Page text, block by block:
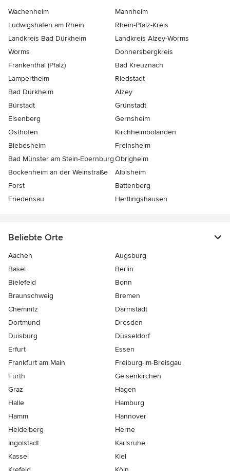
Wachenheim
Mannheim
Ludwigshafen am Rhein
Rhein-Pfalz-Kreis
Landkreis Bad Dürkheim
Landkreis Alzey-Worms
Worms
Donnersbergkreis
Frankenthal (Pfalz)
Bad Kreuznach
Lampertheim
Riedstadt
Bad Dürkheim
Alzey
Bürstadt
Grünstadt
Eisenberg
Gernsheim
Osthofen
Kirchheimbolanden
Biebesheim
Freinsheim
Bad Münster am Stein-EbernburgObrigheim
Bockenheim an der Weinstraße
Albisheim
Forst
Battenberg
Friedensau
Hertlingshausen
Beliebte Orte
Aachen
Augsburg
Basel
Berlin
Bielefeld
Bonn
Braunschweig
Bremen
Chemnitz
Darmstadt
Dortmund
Dresden
Duisburg
Düsseldorf
Erfurt
Essen
Frankfurt am Main
Freiburg-im-Breisgau
Fürth
Gelsenkirchen
Graz
Hagen
Halle
Hamburg
Hamm
Hannover
Heidelberg
Herne
Ingolstadt
Karlsruhe
Kassel
Kiel